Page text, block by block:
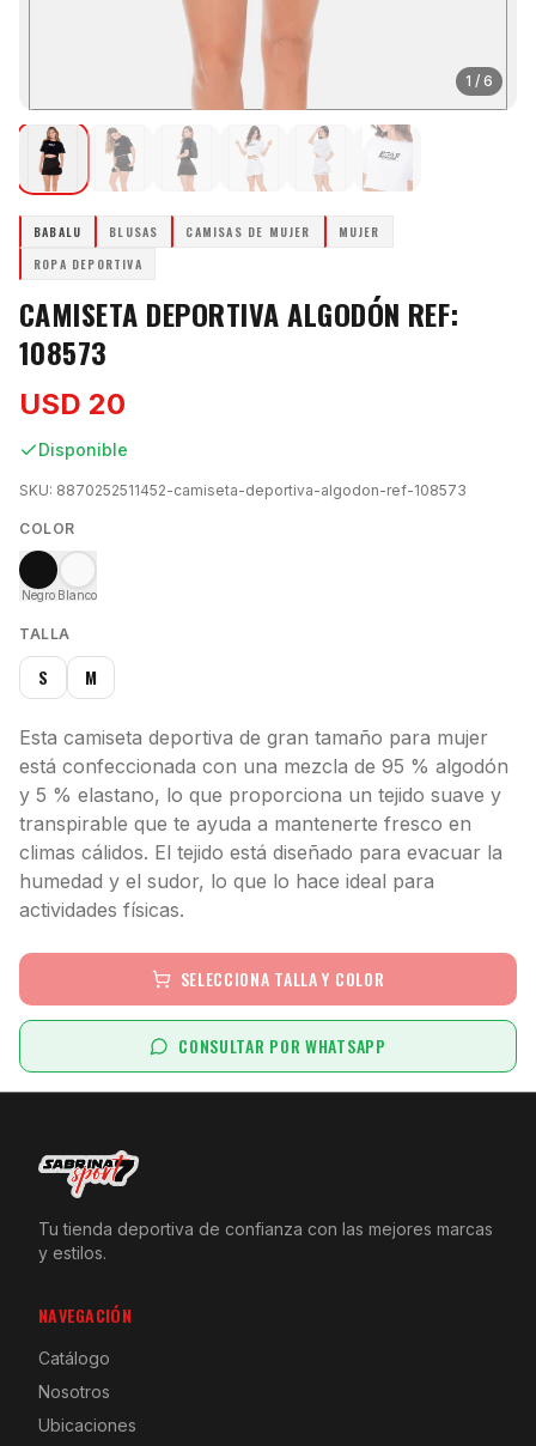
1 / 6
BABALU BLUSAS CAMISAS DE MUJER
MUJER
ROPA DEPORTIVA
CAMISETA DEPORTIVA ALGODÓN REF:
108573
USD 20
Disponible
SKU: 8870252511452-camiseta-deportiva-algodon-ref-108573
COLOR
Negro Blanco
TALLA
S M
Esta camiseta deportiva de gran tamaño para mujer
está confeccionada con una mezcla de 95 % algodón
y 5 % elastano, lo que proporciona un tejido suave y
transpirable que te ayuda a mantenerte fresco en
climas cálidos. El tejido está diseñado para evacuar la
humedad y el sudor, lo que lo hace ideal para
actividades físicas.
SELECCIONA TALLA Y COLOR
CONSULTAR POR WHATSAPP
Tu tienda deportiva de confianza con las mejores marcas
y estilos.
NAVEGACIÓN
Catálogo
Nosotros
Ubicaciones